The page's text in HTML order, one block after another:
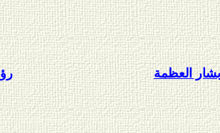
بشار العظمة